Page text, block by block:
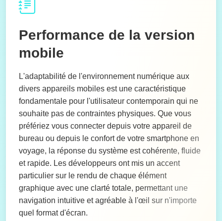
Performance de la version
mobile
L'adaptabilité de l'environnement numérique aux
divers appareils mobiles est une caractéristique
fondamentale pour l'utilisateur contemporain qui ne
souhaite pas de contraintes physiques. Que vous
préfériez vous connecter depuis votre appareil de
bureau ou depuis le confort de votre smartphone en
voyage, la réponse du système est cohérente, fluide
et rapide. Les développeurs ont mis un accent
particulier sur le rendu de chaque élément
graphique avec une clarté totale, permettant une
navigation intuitive et agréable à l'œil sur n'importe
quel format d'écran.